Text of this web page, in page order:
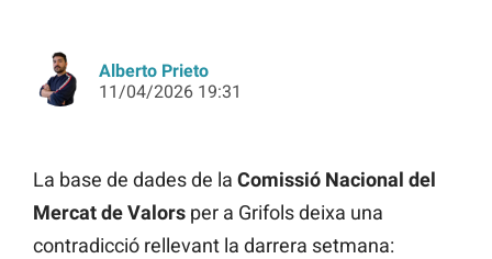
Alberto Prieto
11/04/2026 19:31
La base de dades de la Comissió Nacional del
Mercat de Valors per a Grifols deixa una
contradicció rellevant la darrera setmana: